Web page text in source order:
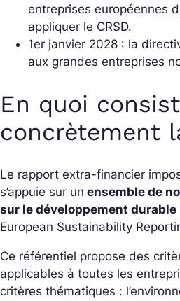
entreprises européennes
appliquer le CRSD.
1er janvier 2028 : la
aux grandes entreprises
En quoi
concrètement
Le rapport extra-financier
s’appuie sur un ensemble de
sur le développement durable
European Sustainability
Ce référentiel propose des
applicables à toutes les
critères thématiques :